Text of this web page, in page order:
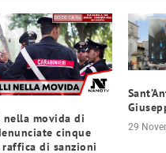
movida di
cinque
raffica di sanzioni
29